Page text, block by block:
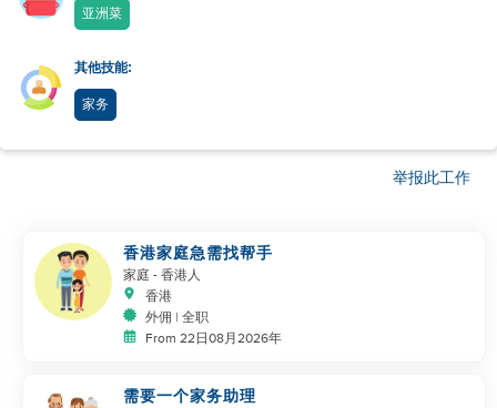
亚洲菜
其他技能:
家务
举报此工作
香港家庭急需找帮手
家庭 - 香港人
香港
外佣 | 全职
From 22日08月2026年
需要一个家务助理